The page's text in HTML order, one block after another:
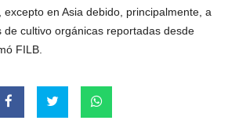
en Asia debido, principalmente, a
de cultivo orgánicas reportadas desde
FILB.